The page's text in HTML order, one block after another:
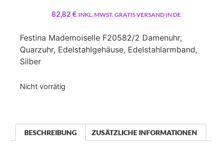
82,82 € INKL. MWST. GRATIS VERSAND IN DE
Festina Mademoiselle F20582/2 Damenuhr,
Quarzuhr, Edelstahlgehäuse, Edelstahlarmband,
Silber
Nicht vorrätig
BESCHREIBUNG ZUSÄTZLICHE INFORMATIONEN